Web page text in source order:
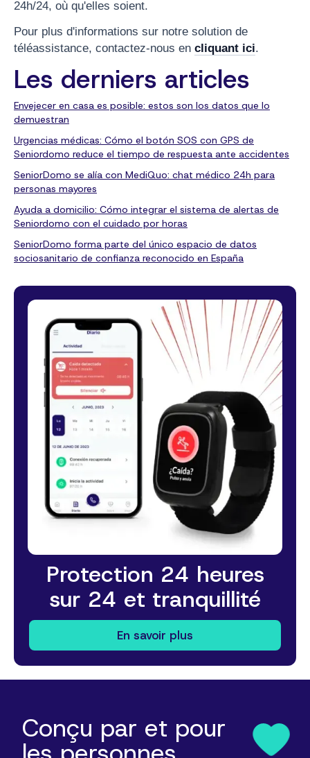
24h/24, où qu'elles soient.
Pour plus d'informations sur notre solution de
téléassistance, contactez-nous en cliquant ici.
Les derniers articles
Envejecer en casa es posible: estos son los datos que lo
demuestran
Urgencias médicas: Cómo el botón SOS con GPS de
Seniordomo reduce el tiempo de respuesta ante accidentes
SeniorDomo se alía con MediQuo: chat médico 24h para
personas mayores
Ayuda a domicilio: Cómo integrar el sistema de alertas de
Seniordomo con el cuidado por horas
SeniorDomo forma parte del único espacio de datos
sociosanitario de confianza reconocido en España
Protection 24 heures
sur 24 et tranquillité
En savoir plus
Conçu par et pour